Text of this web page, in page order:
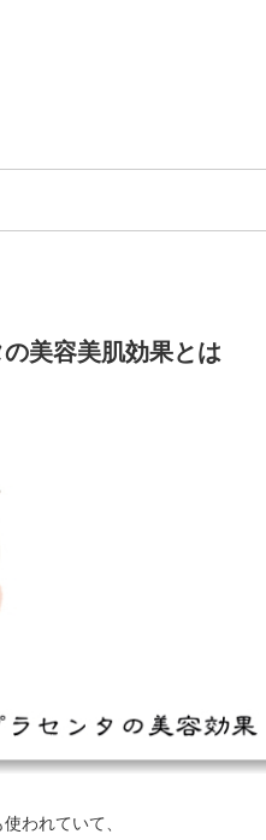
美容美肌効果とは
われていて、